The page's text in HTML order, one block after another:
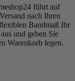
führt auf
nach Ihren
Bandmaß Ihr
und geben Sie
Warenkorb legen.